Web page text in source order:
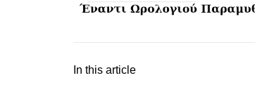
In this article